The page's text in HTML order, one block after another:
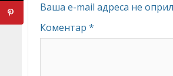
Ваша e-mail адреса не
Коментар *